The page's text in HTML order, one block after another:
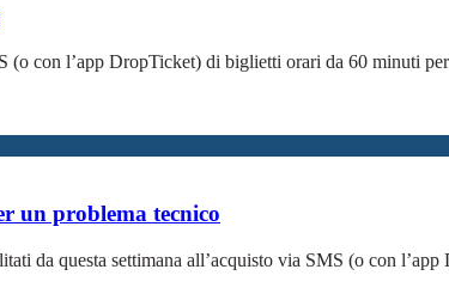
con l’app DropTicket) di biglietti orari da 60 minuti
un problema tecnico
da questa settimana all’acquisto via SMS (o con